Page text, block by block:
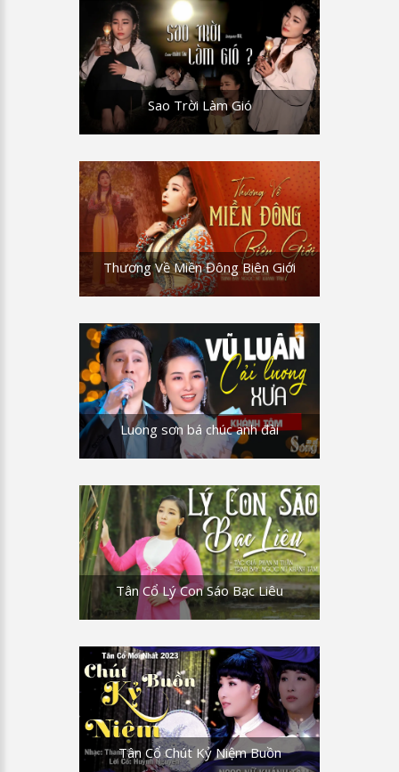
Sao Trời Làm Gió
Thương Về Miền Đông Biên Giới
Luong sơn bá chúc anh đài
Tân Cổ Lý Con Sáo Bạc Liêu
Tân Cổ Chút Kỷ Niệm Buồn